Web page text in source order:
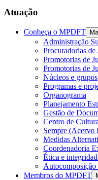
Atuação
Conheça o MPDFT
Administração
Procuradorias de
Promotorias de
Promotorias de
Núcleos e grupos
Programas e
Organograma
Planejamento
Gestão de
Centro de
Sempre (Acervo
Medidas
Coordenadoria
Ética e
Membros do MPDFT